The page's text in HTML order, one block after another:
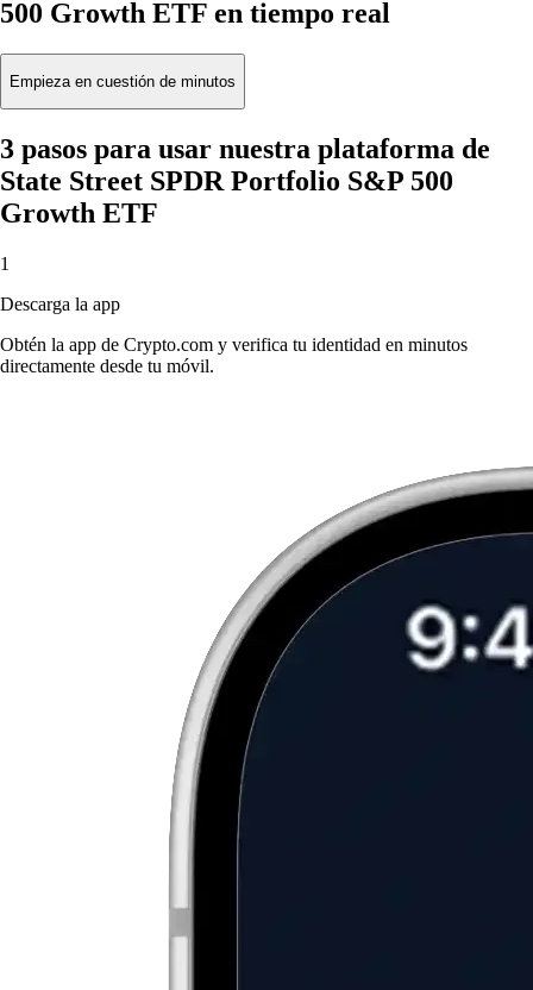
500 Growth ETF en tiempo real
Empieza en cuestión de minutos
3 pasos para usar nuestra plataforma de
State Street SPDR Portfolio S&P 500
Growth ETF
1
Descarga la app
Obtén la app de Crypto.com y verifica tu identidad en minutos
directamente desde tu móvil.